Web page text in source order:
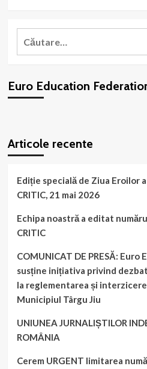
BOICOT
la
noastră
protestatare!
Caută
Euro Education
Articole recente
Ediție specială de Ziua Eroilor
CRITIC, 21 mai 2026
Echipa noastră a editat
CRITIC
COMUNICAT DE PRESĂ:
susține inițiativa privind
la reglementarea și
Municipiul Târgu Jiu
UNIUNEA JURNALIȘTILOR
ROMÂNIA
Cerem URGENT limitarea